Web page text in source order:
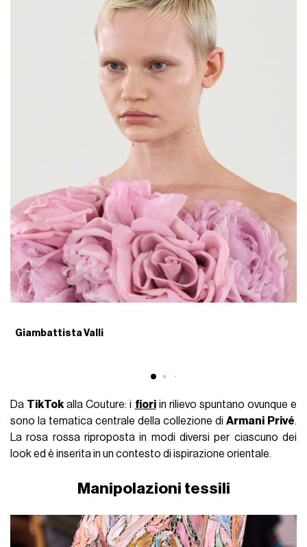
Giambattista Valli
Da TikTok alla Couture: i fioriin rilievo spuntano ovunque e
sono la tematica centrale della collezione di Armani Privé.
La rosa rossa riproposta in modi diversi per ciascuno dei
look ed è inserita in un contesto di ispirazione orientale.
Manipolazioni tessili